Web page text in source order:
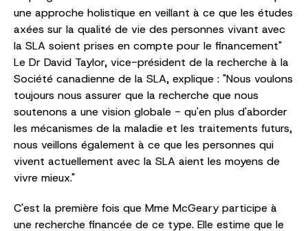
une approche holistique en veillant à ce que les études
axées sur la qualité de vie des personnes vivant avec
la SLA soient prises en compte pour le financement"
Le Dr David Taylor, vice-président de la recherche à la
Société canadienne de la SLA, explique : "Nous voulons
toujours nous assurer que la recherche que nous
soutenons a une vision globale - qu'en plus d'aborder
les mécanismes de la maladie et les traitements futurs,
nous veillons également à ce que les personnes qui
vivent actuellement avec la SLA aient les moyens de
vivre mieux."
C'est la première fois que Mme McGeary participe à
une recherche financée de ce type. Elle estime que le